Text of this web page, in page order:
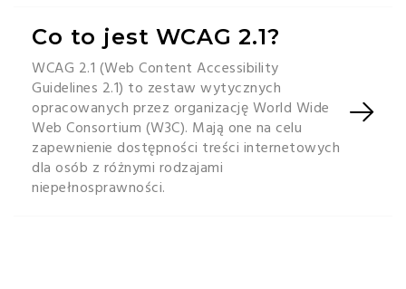
Co to jest WCAG 2.1?
WCAG 2.1 (Web Content Accessibility
Guidelines 2.1) to zestaw wytycznych
opracowanych przez organizację World Wide
Web Consortium (W3C). Mają one na celu
zapewnienie dostępności treści internetowych
dla osób z różnymi rodzajami
niepełnosprawności.